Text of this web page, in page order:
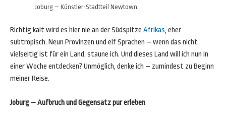
Joburg – Künstler-Stadtteil Newtown.
Richtig kalt wird es hier nie an der Südspitze Afrikas, eher
subtropisch. Neun Provinzen und elf Sprachen – wenn das nicht
vielseitig ist für ein Land, staune ich. Und dieses Land will ich nun in
einer Woche entdecken? Unmöglich, denke ich – zumindest zu Beginn
meiner Reise.
Joburg – Aufbruch und Gegensatz pur erleben